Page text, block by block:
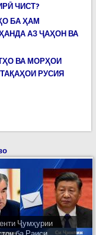
ЧИСТ?
БА ҲАМ
АЗ ҶАҲОН ВА
ВА МОРҲОИ
РУСИЯ
Ҷумҳурии